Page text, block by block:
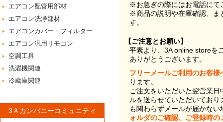
エアコン配管用部材
エアコン洗浄部材
エアコンカバー・フィルター
エアコン汎用リモコン
空調工具
洗濯機関連
冷蔵庫関連
3Ａカンパニーコミュニティ
※お急ぎの際にはお電話にて
※商品の説明や在庫確認、ま
す。
【ご注意とお願い】
平素より、3A online storeを
ありがとうございます。
フリーメールご利用のお客様
ります。
ご注文をいただいた翌営業
ルを送らせていただいてお
も関わらずメールが届かない
ォルダのご確認、ご登録時